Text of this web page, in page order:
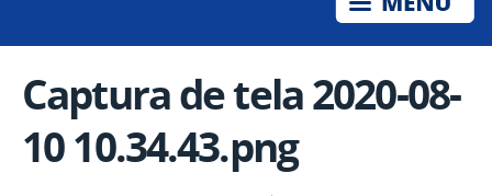
Captura de tela 2020-08-
10 10.34.43.png